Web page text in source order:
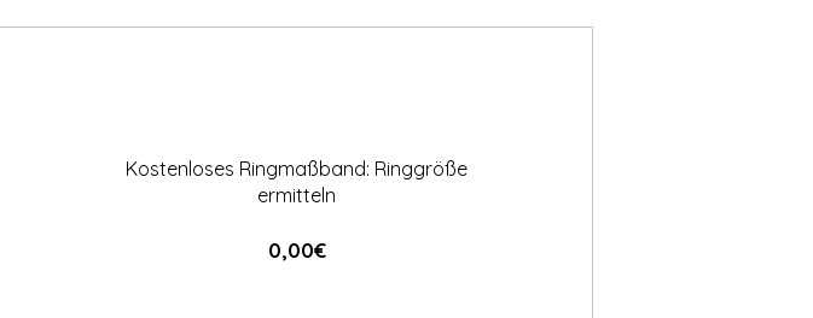
Kostenloses Ringmaßband: Ringgröße
ermitteln
0,00€Preis